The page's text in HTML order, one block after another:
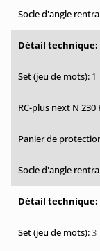
1
3